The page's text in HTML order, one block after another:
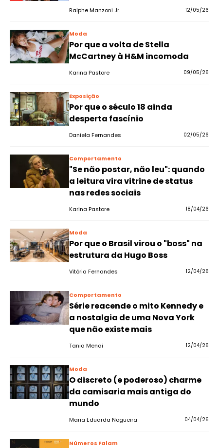
Ralphe Manzoni Jr. 12/05/26
Moda
Por que a volta de Stella
McCartney à H&M incomoda
Karina Pastore 09/05/26
Exposição
Por que o século 18 ainda
desperta fascínio
Daniela Fernandes 02/05/26
Comportamento
"Se não postar, não leu": quando
a leitura vira vitrine de status
nas redes sociais
Karina Pastore 18/04/26
Moda
Por que o Brasil virou o "boss" na
estrutura da Hugo Boss
Vitória Fernandes 12/04/26
Comportamento
Série reacende o mito Kennedy e
a nostalgia de uma Nova York
que não existe mais
Tania Menai 12/04/26
Moda
O discreto (e poderoso) charme
da camisaria mais antiga do
mundo
Maria Eduarda Nogueira 04/04/26
Números Falam